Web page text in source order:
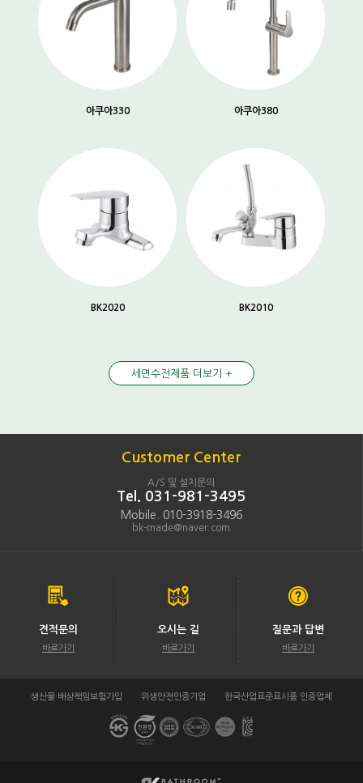
아쿠아330 아쿠아380
BK2020 BK2010
세면수전제품 더보기 +
Customer Center
A/S 및 설치문의
Tel. 031-981-3495
Mobile. 010-3918-3496
bk-made@naver.com
견적문의
바로가기
오시는 길
바로가기
질문과 답변
바로가기
생산물 배상책임보험가입 위생안전인증기업 한국산업표준표시품 인증업체